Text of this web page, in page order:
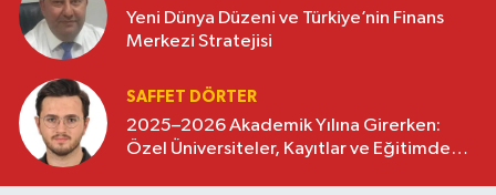
Yeni Dünya Düzeni ve Türkiye’nin Finans
Merkezi Stratejisi
SAFFET DÖRTER
2025–2026 Akademik Yılına Girerken:
Özel Üniversiteler, Kayıtlar ve Eğitimde